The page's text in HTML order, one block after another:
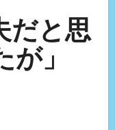
だと思
」